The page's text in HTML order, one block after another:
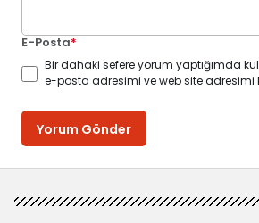
E-Posta*
Bir dahaki sefere yorum yaptığımda
e-posta adresimi ve web site adresimi
Yorum Gönder